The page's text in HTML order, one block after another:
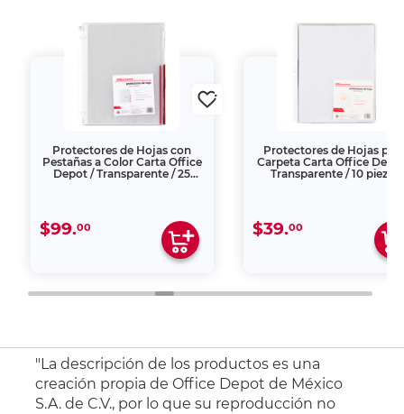
de Hojas con
a Color Carta Office
/ Transparente / 25
Protectores de Hojas para
Carpeta Carta Office Depot /
Transparente / 10 piezas
$39.
"La descripción de los productos es una
creación propia de Office Depot de México
S.A. de C.V., por lo que su reproducción no